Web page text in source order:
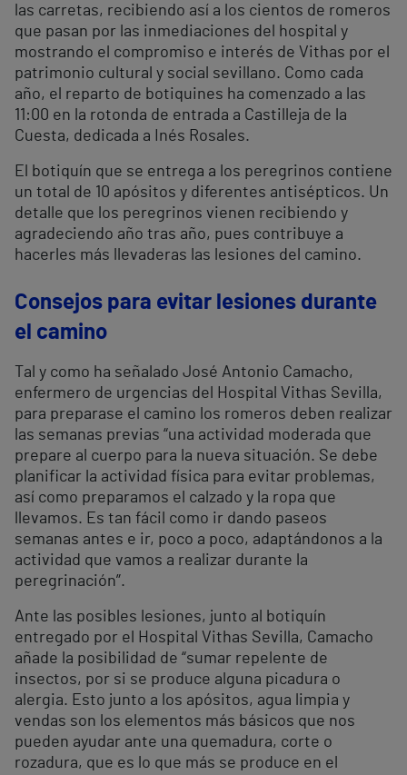
las carretas, recibiendo así a los cientos de romeros
que pasan por las inmediaciones del hospital y
mostrando el compromiso e interés de Vithas por el
patrimonio cultural y social sevillano. Como cada
año, el reparto de botiquines ha comenzado a las
11:00 en la rotonda de entrada a Castilleja de la
Cuesta, dedicada a Inés Rosales.
El botiquín que se entrega a los peregrinos contiene
un total de 10 apósitos y diferentes antisépticos. Un
detalle que los peregrinos vienen recibiendo y
agradeciendo año tras año, pues contribuye a
hacerles más llevaderas las lesiones del camino.
Consejos para evitar lesiones durante
el camino
Tal y como ha señalado José Antonio Camacho,
enfermero de urgencias del Hospital Vithas Sevilla,
para preparase el camino los romeros deben realizar
las semanas previas “una actividad moderada que
prepare al cuerpo para la nueva situación. Se debe
planificar la actividad física para evitar problemas,
así como preparamos el calzado y la ropa que
llevamos. Es tan fácil como ir dando paseos
semanas antes e ir, poco a poco, adaptándonos a la
actividad que vamos a realizar durante la
peregrinación”.
Ante las posibles lesiones, junto al botiquín
entregado por el Hospital Vithas Sevilla, Camacho
añade la posibilidad de “sumar repelente de
insectos, por si se produce alguna picadura o
alergia. Esto junto a los apósitos, agua limpia y
vendas son los elementos más básicos que nos
pueden ayudar ante una quemadura, corte o
rozadura, que es lo que más se produce en el